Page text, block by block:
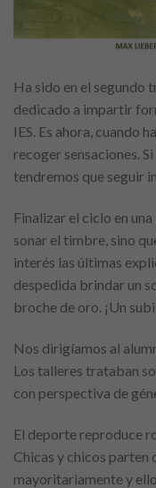
Ha sido en el segundo
dedicado a impartir
IES. Es ahora, cuando
recoger sensaciones.
tendremos que seguir
Finalizar el ciclo en
sonar el timbre, sino
interés las últimas
despedida brindar un
broche de oro. ¡Un
Nos dirigíamos al
Los talleres trataban
con perspectiva de
El deporte reproduce
Chicas y chicos parten
mayoritariamente y